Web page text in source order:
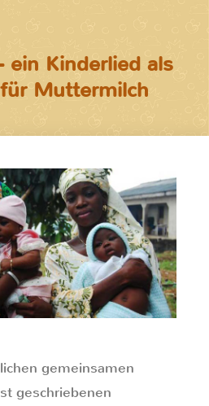
ein Kinderlied als
Muttermilch
gemeinsamen
geschriebenen